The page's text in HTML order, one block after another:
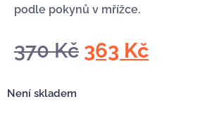
podle pokynů v mřížce.
370Kč 363 Kč
Není skladem